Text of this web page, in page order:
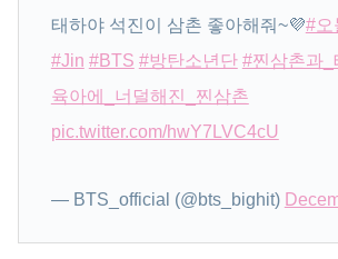
태하야 석진이 삼촌 좋아해줘~💜#오
#Jin #BTS #방탄소년단 #찐삼촌과
육아에_너덜해진_찐삼촌
pic.twitter.com/hwY7LVC4cU
— BTS_official (@bts_bighit)